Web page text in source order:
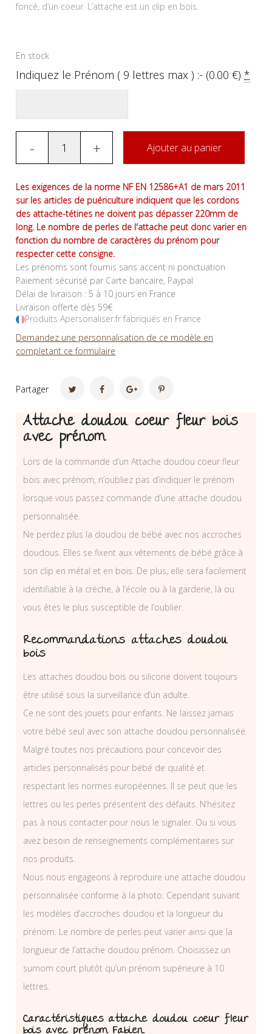
foncé, d’un coeur. L’attache est un clip en bois.
En stock
Indiquez le Prénom ( 9 lettres max ) :- (0.00€)*
- + Ajouter au panier
Les exigences de la norme NF EN 12586+A1 de mars 2011
sur les articles de puériculture indiquent que les cordons
des attache-tétines ne doivent pas dépasser 220mm de
long. Le nombre de perles de l'attache peut donc varier en
fonction du nombre de caractères du prénom pour
respecter cette consigne.
Les prénoms sont fournis sans accent ni ponctuation
Paiement sécurisé par Carte bancaire, Paypal
Délai de livraison : 5 à 10 jours en France
Livraison offerte dès 59€
Produits Apersonaliser.fr fabriqués en France
Demandez une personnalisation de ce modèle en
completant ce formulaire
Partager
Attache doudou coeur fleur bois
avec prénom
Lors de la commande d’un Attache doudou coeur fleur
bois avec prénom, n’oubliez pas d’indiquer le prénom
lorsque vous passez commande d’une attache doudou
personnalisée.
Ne perdez plus la doudou de bébé avec nos accroches
doudous. Elles se fixent aux vêtements de bébé grâce à
son clip en métal et en bois. De plus, elle sera facilement
identifiable à la crèche, à l’école ou à la garderie, là ou
vous êtes le plus susceptible de l’oublier.
Recommandations attaches doudou
bois
Les attaches doudou bois ou silicone doivent toujours
être utilisé sous la surveillance d’un adulte.
Ce ne sont des jouets pour enfants. Ne laissez jamais
votre bébé seul avec son attache doudou personnalisée.
Malgré toutes nos précautions pour concevoir des
articles personnalisés pour bébé de qualité et
respectant les normes européennes. Il se peut que les
lettres ou les perles présentent des défauts. N’hésitez
pas à nous contacter pour nous le signaler. Ou si vous
avez besoin de renseignements complémentaires sur
nos produits.
Nous nous engageons à reproduire une attache doudou
personnalisée conforme à la photo. Cependant suivant
les modèles d’accroches doudou et la longueur du
prénom. Le nombre de perles peut varier ainsi que la
longueur de l’attache doudou prénom. Choisissez un
surnom court plutôt qu’un prénom supérieure à 10
lettres.
Caractéristiques attache doudou coeur fleur